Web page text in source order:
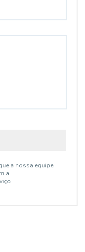
a nossa equipe
a